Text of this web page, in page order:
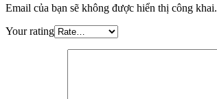
Email của bạn sẽ không được hiển thị công khai.
Your rating